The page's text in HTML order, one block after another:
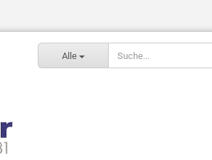
Alle